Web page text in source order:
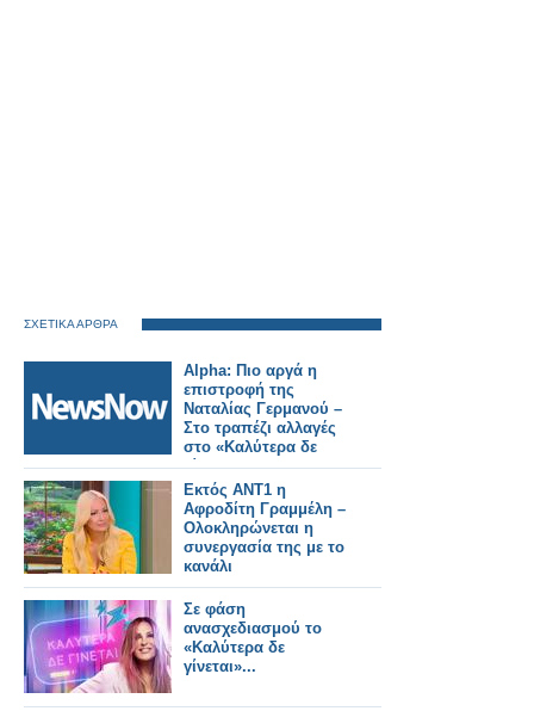
ΣΧΕΤΙΚΑ ΑΡΘΡΑ
Alpha: Πιο αργά η
επιστροφή της
Ναταλίας Γερμανού –
Στο τραπέζι αλλαγές
στο «Καλύτερα δε
γίνεται»
Εκτός ΑΝΤ1 η
Αφροδίτη Γραμμέλη –
Ολοκληρώνεται η
συνεργασία της με το
κανάλι
Σε φάση
ανασχεδιασμού το
«Καλύτερα δε
γίνεται»...